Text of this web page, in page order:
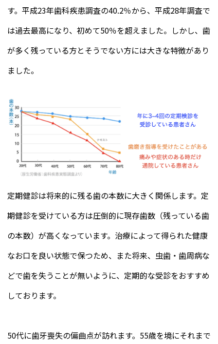
す。平成23年歯科疾患調査の40.2％から、平成28年調査で
は過去最高になり、初めて50％を超えました。しかし、歯
が多く残っている方とそうでない方には大きな特徴があり
ました。
定期健診は将来的に残る歯の本数に大きく関係します。定
期健診を受けている方は圧倒的に現存歯数（残っている歯
の本数）が高くなっています。治療によって得られた健康
なお口を良い状態で保つため、また将来、虫歯・歯周病な
どで歯を失うことが無いように、定期的な受診をおすすめ
しております。
50代に歯牙喪失の偏曲点が訪れます。55歳を境にそれまで